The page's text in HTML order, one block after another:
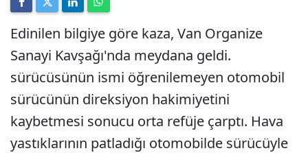
Edinilen bilgiye göre kaza, Van Organize
Sanayi Kavşağı'nda meydana geldi.
sürücüsünün ismi öğrenilemeyen otomobil
sürücünün direksiyon hakimiyetini
kaybetmesi sonucu orta refüje çarptı. Hava
yastıklarının patladığı otomobilde sürücüyle